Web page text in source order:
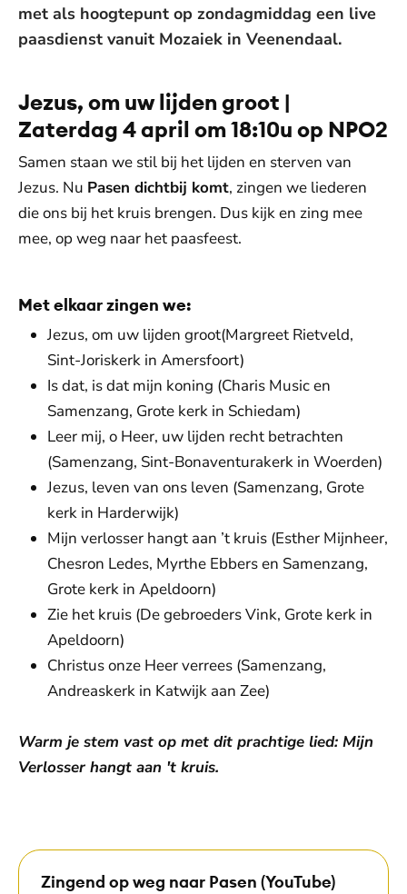
met als hoogtepunt op zondagmiddag een live
paasdienst vanuit Mozaiek in Veenendaal.
Jezus, om uw lijden groot |
Zaterdag 4 april om 18:10u op NPO2
Samen staan we stil bij het lijden en sterven van
Jezus. Nu Pasen dichtbij komt, zingen we liederen
die ons bij het kruis brengen. Dus kijk en zing mee
mee, op weg naar het paasfeest.
Met elkaar zingen we:
Jezus, om uw lijden groot(Margreet Rietveld,
Sint-Joriskerk in Amersfoort)
Is dat, is dat mijn koning (Charis Music en
Samenzang, Grote kerk in Schiedam)
Leer mij, o Heer, uw lijden recht betrachten
(Samenzang, Sint-Bonaventurakerk in Woerden)
Jezus, leven van ons leven (Samenzang, Grote
kerk in Harderwijk)
Mijn verlosser hangt aan ’t kruis (Esther Mijnheer,
Chesron Ledes, Myrthe Ebbers en Samenzang,
Grote kerk in Apeldoorn)
Zie het kruis (De gebroeders Vink, Grote kerk in
Apeldoorn)
Christus onze Heer verrees (Samenzang,
Andreaskerk in Katwijk aan Zee)
Warm je stem vast op met dit prachtige lied: Mijn
Verlosser hangt aan 't kruis.
De weergave van deze video vereist jouw
Zingend op weg naar Pasen (YouTube)